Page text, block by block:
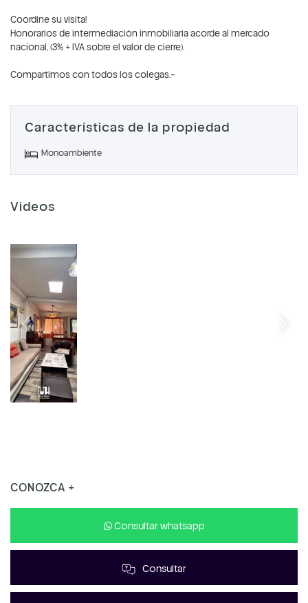
Coordine su visita!
Honorarios de intermediación inmobiliaria acorde al mercado
nacional, (3% + IVA sobre el valor de cierre).
Compartimos con todos los colegas.-
Características de la propiedad
Monoambiente
Videos
CONOZCA +
Consultar whatsapp
Consultar